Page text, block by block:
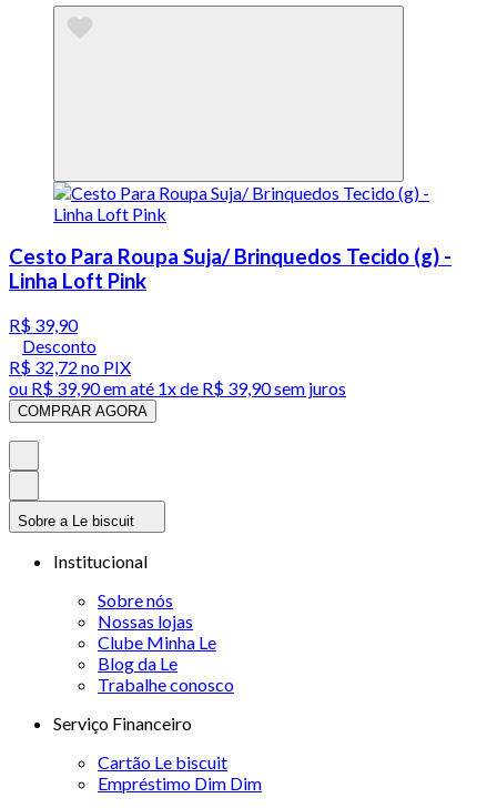
Cesto Para Roupa Suja/ Brinquedos Tecido (g) -
Linha Loft Pink
R$ 39,90
Desconto
R$ 32,72 no PIX
ou R$ 39,90em até 1x de R$ 39,90sem juros
COMPRAR AGORA
Sobre a Le biscuit
Institucional
Sobre nós
Nossas lojas
Clube Minha Le
Blog da Le
Trabalhe conosco
Serviço Financeiro
Cartão Le biscuit
Empréstimo Dim Dim